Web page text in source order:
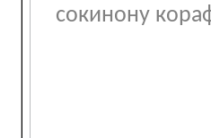
сокинону